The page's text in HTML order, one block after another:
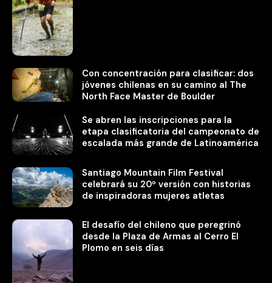
Con concentración para clasificar: dos
jóvenes chilenas en su camino al The
North Face Master de Boulder
Se abren las inscripciones para la
etapa clasificatoria del campeonato de
escalada más grande de Latinoamérica
Santiago Mountain Film Festival
celebrará su 20º versión con historias
de inspiradoras mujeres atletas
El desafío del chileno que peregrinó
desde la Plaza de Armas al Cerro El
Plomo en seis días